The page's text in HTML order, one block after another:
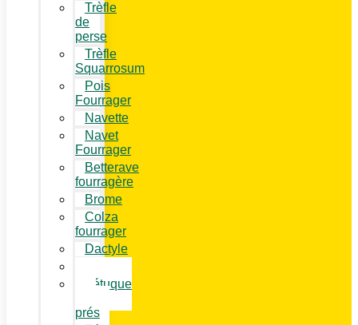
Trèfle
de
perse
Trèfle
Squarrosum
Pois
Fourrager
Navette
Navet
Fourrager
Betterave
fourragère
Brome
Colza
fourrager
Dactyle
Fétuque
prés